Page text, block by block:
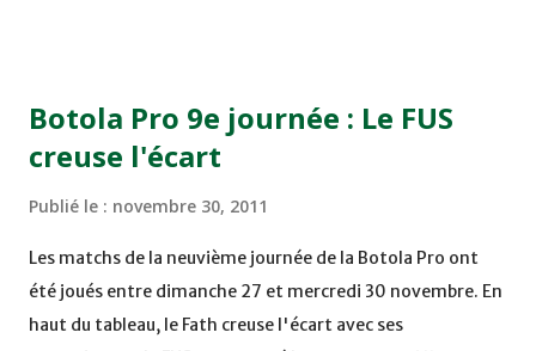
Mardi 06/12/2011 15H00 WAF - OCS au COMPLEXE SPORTIF
DE FES - FES WAC - MAS Reporté pour cause de finale de la
Botola Pro 9e journée : Le FUS
creuse l'écart
Publié le : novembre 30, 2011
Les matchs de la neuvième journée de la Botola Pro ont
été joués entre dimanche 27 et mercredi 30 novembre. En
haut du tableau, le Fath creuse l'écart avec ses